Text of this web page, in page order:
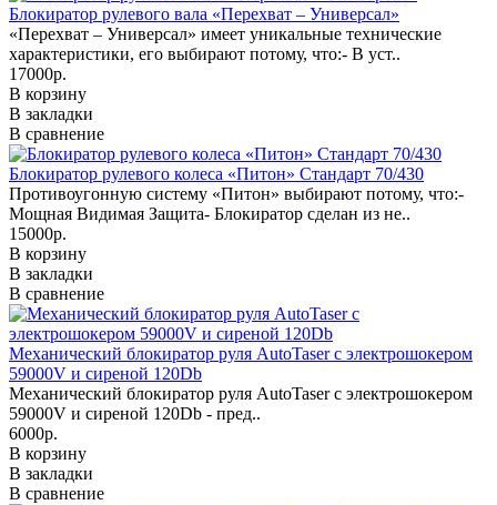
Блокиратор рулевого вала «Перехват – Универсал»
«Перехват – Универсал» имеет уникальные технические
характеристики, его выбирают потому, что:- В уст..
17000р.
В корзину
В закладки
В сравнение
Блокиратор рулевого колеса «Питон» Стандарт 70/430
Противоугонную систему «Питон» выбирают потому, что:-
Мощная Видимая Защита- Блокиратор сделан из не..
15000р.
В корзину
В закладки
В сравнение
Механический блокиратор руля AutoTaser с электрошокером
59000V и сиреной 120Db
Механический блокиратор руля AutoTaser с электрошокером
59000V и сиреной 120Db - пред..
6000р.
В корзину
В закладки
В сравнение